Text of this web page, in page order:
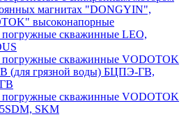
магнитах "DONGYIN",
высоконапорные
скважинные LEO,
скважинные VODOTOK
(для грязной воды) БЦПЭ-ГВ,
скважинные VODOTOK
SKM